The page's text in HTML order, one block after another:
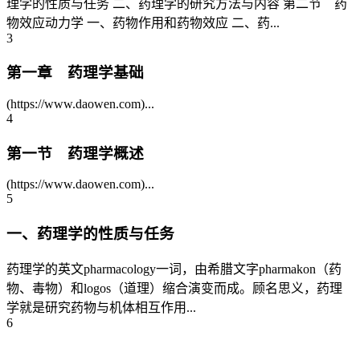
理学的性质与任务 二、药理学的研究方法与内容 第二节 药
物效应动力学 一、药物作用和药物效应 二、药...
3
第一章 药理学基础
(https://www.daowen.com)...
4
第一节 药理学概述
(https://www.daowen.com)...
5
一、药理学的性质与任务
药理学的英文pharmacology一词，由希腊文字pharmakon（药
物、毒物）和logos（道理）缩合演变而成。顾名思义，药理
学就是研究药物与机体相互作用...
6